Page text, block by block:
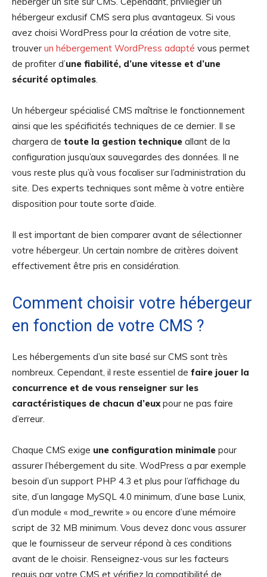
hébergeur exclusif CMS sera plus avantageux. Si vous
avez choisi WordPress pour la création de votre site,
trouver un hébergement WordPress adapté vous permet
de profiter d’une fiabilité, d’une vitesse et d’une
sécurité optimales
Un hébergeur spécialisé CMS maîtrise le fonctionnement
ainsi que les spécificités techniques de ce dernier. Il se
chargera de toute la gestion technique allant de la
configuration jusqu’aux sauvegardes des données. Il ne
vous reste plus qu’à vous focaliser sur l’administration du
site. Des experts techniques sont même à votre entière
disposition pour toute sorte d’aide.
Il est important de bien comparer avant de sélectionner
votre hébergeur. Un certain nombre de critères doivent
effectivement être pris en considération.
Comment choisir votre hébergeur
en fonction de votre CMS ?
Les hébergements d’un site basé sur CMS sont très
nombreux. Cependant, il reste essentiel de faire jouer la
concurrence et de vous renseigner sur les
caractéristiques de chacun d’euxpour ne pas faire
d’erreur.
Chaque CMS exige une configuration minimale pour
assurer l’hébergement du site. WodPress a par exemple
besoin d’un support PHP 4.3 et plus pour l’affichage du
site, d’un langage MySQL 4.0 minimum, d’une base Lunix,
d’un module « mod_rewrite » ou encore d’une mémoire
script de 32 MB minimum. Vous devez donc vous assurer
que le fournisseur de serveur répond à ces conditions
avant de le choisir. Renseignez-vous sur les facteurs
requis par votre CMS et vérifiez la compatibilité de